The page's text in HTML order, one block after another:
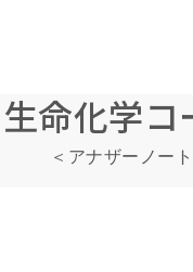
命化学コ
＜アナザーノー